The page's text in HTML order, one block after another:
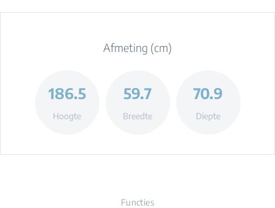
Afmeting (cm)
186.5
Hoogte
59.7
Breedte
70.9
Diepte
Functies